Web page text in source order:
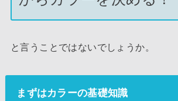
と言うことではないでしょうか。
まずはカラーの基礎知識